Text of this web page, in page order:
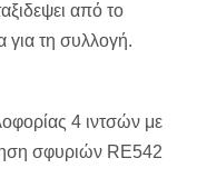
από το
τη συλλογή.
4 ιντσών με
σφυριών RE542